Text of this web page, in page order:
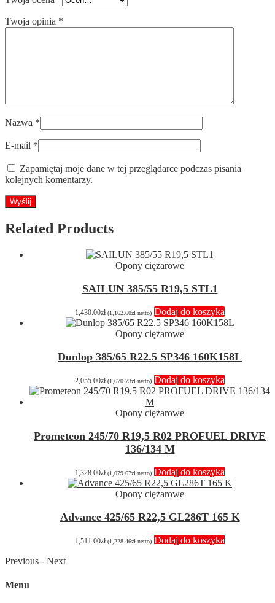
Twoja opinia *
Nazwa *
E-mail *
Zapamiętaj moje dane w tej przeglądarce podczas pisania
kolejnych komentarzy.
Related Products
Opony ciężarowe
SAILUN 385/55 R19,5 STL1
1,430.00zł (1,162.60zł netto) Dodaj do koszyka
Opony ciężarowe
Dunlop 385/65 R22.5 SP346 160K158L
2,055.00zł (1,670.73zł netto) Dodaj do koszyka
Opony ciężarowe
Prometeon 245/70 R19,5 R02 PROFUEL DRIVE
136/134 M
1,328.00zł (1,079.67zł netto) Dodaj do koszyka
Opony ciężarowe
Advance 425/65 R22,5 GL286T 165 K
1,511.00zł (1,228.46zł netto) Dodaj do koszyka
Previous - Next
Menu